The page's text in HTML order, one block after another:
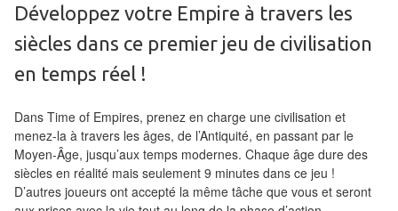
Accessoires
Jeux
de
société
Jeux
de
cartes
Développez votre Empire à travers les
siècles dans ce premier jeu de civilisation
en temps réel !
Dans Time of Empires, prenez en charge une civilisation et
menez-la à travers les âges, de l’Antiquité, en passant par le
Moyen-Âge, jusqu’aux temps modernes. Chaque âge dure des
siècles en réalité mais seulement 9 minutes dans ce jeu !
D’autres joueurs ont accepté la même tâche que vous et seront